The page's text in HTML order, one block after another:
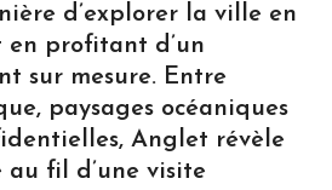
d’explorer la ville en
profitant d’un
sur mesure. Entre
paysages océaniques
Anglet révèle
au fil d’une visite